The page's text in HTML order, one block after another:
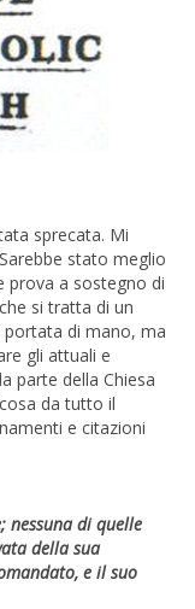
sprecata. Mi
stato meglio
prova a sostegno di
si tratta di un
di mano, ma
gli attuali e
parte della Chiesa
da tutto il
e citazioni
nessuna di quelle
della sua
e il suo